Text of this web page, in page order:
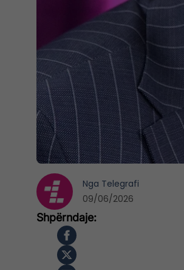
Nga Telegrafi
09/06/2026